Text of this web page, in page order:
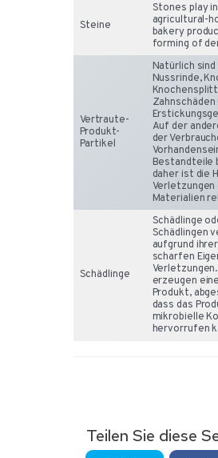
Steine
Stones play
agricultural-
bakery
forming of
Vertraute-
Produkt-
Partikel
Natürlich
Nussrinde,
Zahnschäden
Auf der
der
Bestandteile
daher ist die
Verletzungen
Materialien
Schädlinge
Schädlinge
Schädlingen
aufgrund
scharfen
erzeugen
Produkt,
dass das
mikrobielle
hervorrufen
Teilen Sie diese